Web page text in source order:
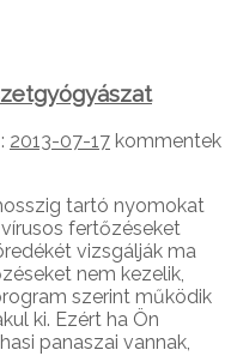
2013-07-17 kommentek
tartó nyomokat
fertőzéseket
vizsgálják ma
nem kezelik,
szerint működik
ki. Ezért ha Ön
panaszai vannak,